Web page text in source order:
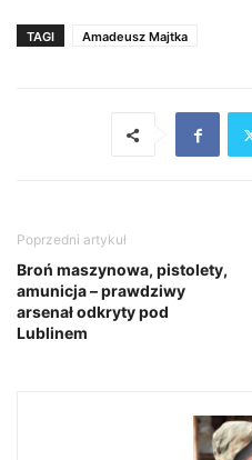
TAGI Amadeusz Majtka
Poprzedni artykuł
Broń maszynowa, pistolety,
amunicja – prawdziwy
arsenał odkryty pod
Lublinem